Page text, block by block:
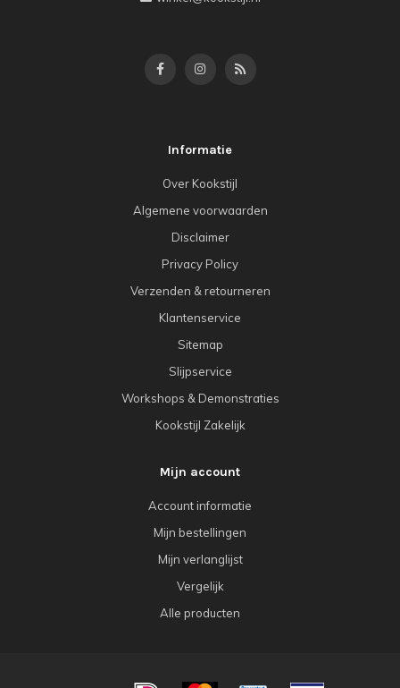
Informatie
Over Kookstijl
Algemene voorwaarden
Disclaimer
Privacy Policy
Verzenden & retourneren
Klantenservice
Sitemap
Slijpservice
Workshops & Demonstraties
Kookstijl Zakelijk
Mijn account
Account informatie
Mijn bestellingen
Mijn verlanglijst
Vergelijk
Alle producten